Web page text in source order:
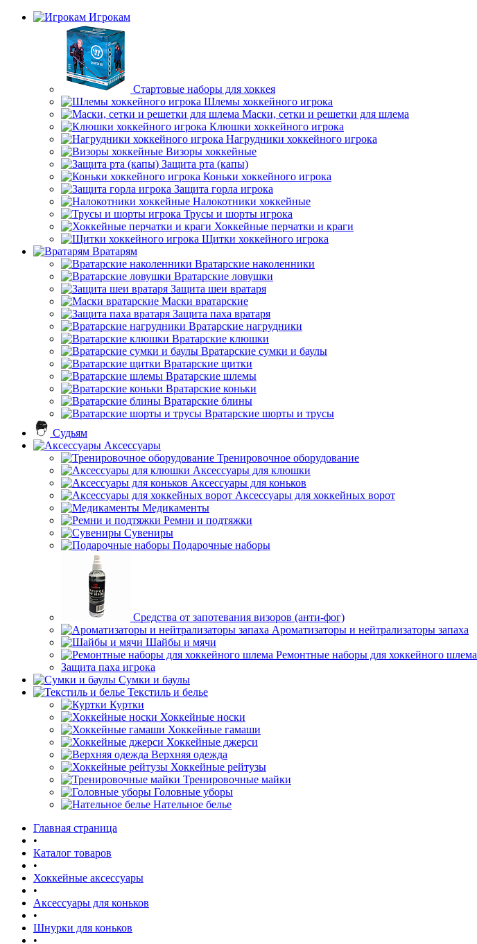
Игрокам
Стартовые наборы для хоккея
Шлемы хоккейного игрока
Маски, сетки и решетки для шлема
Клюшки хоккейного игрока
Нагрудники хоккейного игрока
Визоры хоккейные
Защита рта (капы)
Коньки хоккейного игрока
Защита горла игрока
Налокотники хоккейные
Трусы и шорты игрока
Хоккейные перчатки и краги
Щитки хоккейного игрока
Вратарям
Вратарские наколенники
Вратарские ловушки
Защита шеи вратаря
Маски вратарские
Защита паха вратаря
Вратарские нагрудники
Вратарские клюшки
Вратарские сумки и баулы
Вратарские щитки
Вратарские шлемы
Вратарские коньки
Вратарские блины
Вратарские шорты и трусы
Судьям
Аксессуары
Тренировочное оборудование
Аксессуары для клюшки
Аксессуары для коньков
Аксессуары для хоккейных ворот
Медикаменты
Ремни и подтяжки
Сувениры
Подарочные наборы
Средства от запотевания визоров (анти-фог)
Ароматизаторы и нейтрализаторы запаха
Шайбы и мячи
Ремонтные наборы для хоккейного шлема
Защита паха игрока
Сумки и баулы
Текстиль и белье
Куртки
Хоккейные носки
Хоккейные гамаши
Хоккейные джерси
Верхняя одежда
Хоккейные рейтузы
Тренировочные майки
Головные уборы
Нательное белье
Главная страница
•
Каталог товаров
•
Хоккейные аксессуары
•
Аксессуары для коньков
•
Шнурки для коньков
•